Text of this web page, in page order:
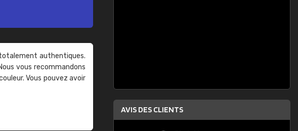
authentiques.
vous recommandons
Vous pouvez avoir
AVIS DES CLIENTS